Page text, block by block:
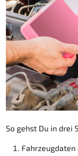
So gehst Du in drei